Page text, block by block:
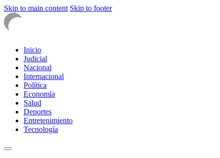
Skip to main content Skip to footer
Inicio
Judicial
Nacional
Internacional
Política
Economía
Salud
Deportes
Entretenimiento
Tecnología